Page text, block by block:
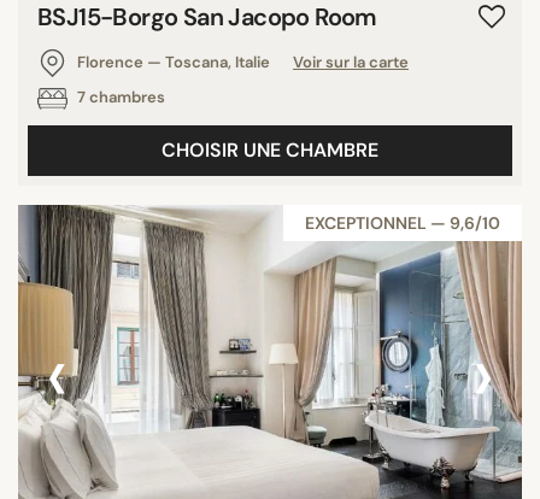
BSJ15-Borgo San Jacopo Room
Florence — Toscana, Italie
Voir sur la carte
7 chambres
CHOISIR UNE CHAMBRE
EXCEPTIONNEL — 9,6/10
‹ ›